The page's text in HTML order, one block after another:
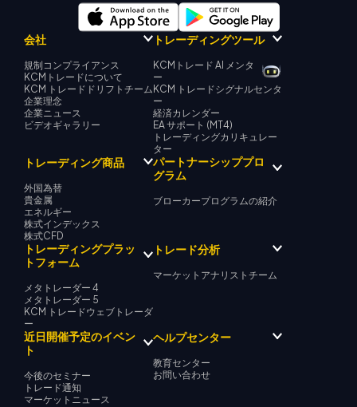
会社
規制コンプライアンス
KCMトレードについて
KCM トレードドリフトチーム
企業理念
企業ニュース
ビデオギャラリー
トレーディングツール
KCMトレード AI メンタ
ー
KCM トレードシグナルセンタ
ー
経済カレンダー
EA サポート (MT4)
トレーディングカリキュレー
ター
トレーディング商品
外国為替
貴金属
エネルギー
株式インデックス
株式CFD
パートナーシッププロ
グラム
ブローカープログラムの紹介
トレーディングプラッ
トフォーム
メタトレーダー 4
メタトレーダー 5
KCM トレードウェブトレーダ
ー
トレード分析
マーケットアナリストチーム
近日開催予定のイベン
ト
今後のセミナー
トレード通知
マーケットニュース
ヘルプセンター
教育センター
お問い合わせ